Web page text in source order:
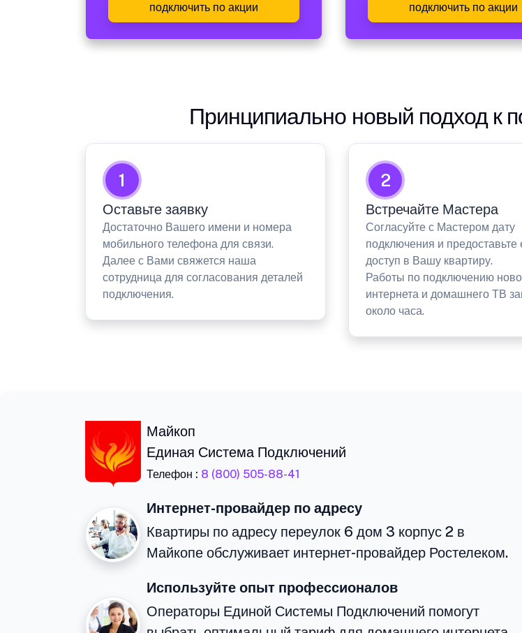
подключить по акции подключить по акции
Принципиально новый подход к
1
Оставьте заявку
Достаточно Вашего имени и номера
мобильного телефона для связи.
Далее с Вами свяжется наша
сотрудница для согласования деталей
подключения.
2
Встречайте Мастера
Согласуйте с Мастером дату
подключения и предоставьте
доступ в Вашу квартиру.
Работы по подключению
интернета и домашнего ТВ
около часа.
Майкоп
Единая Система Подключений
Телефон : 8 (800) 505-88-41
Интернет-провайдер по адресу
Квартиры по адресу переулок 6 дом 3 корпус 2 в
Майкопе обслуживает интернет-провайдер Ростелеком.
Используйте опыт профессионалов
Операторы Единой Системы Подключений помогут